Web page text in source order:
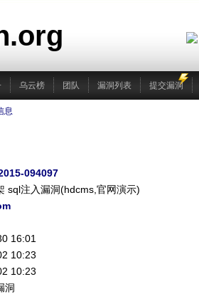
乌云榜 团队 漏洞列表 提交漏洞
息
094097
sql注入漏洞(hdcms,官网演示)
16:01
10:23
10:23
洞